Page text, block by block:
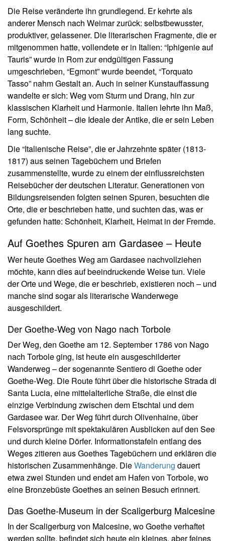
Die Reise veränderte ihn grundlegend. Er kehrte als
anderer Mensch nach Weimar zurück: selbstbewusster,
produktiver, gelassener. Die literarischen Fragmente, die er
mitgenommen hatte, vollendete er in Italien: “Iphigenie auf
Tauris” wurde in Rom zur endgültigen Fassung
umgeschrieben, “Egmont” wurde beendet, “Torquato
Tasso” nahm Gestalt an. Auch in seiner Kunstauffassung
wandelte er sich: Weg vom Sturm und Drang, hin zur
klassischen Klarheit und Harmonie. Italien lehrte ihn Maß,
Form, Schönheit – die Ideale der Antike, die er sein Leben
lang suchte.
Die “Italienische Reise”, die er Jahrzehnte später (1813-
1817) aus seinen Tagebüchern und Briefen
zusammenstellte, wurde zu einem der einflussreichsten
Reisebücher der deutschen Literatur. Generationen von
Bildungsreisenden folgten seinen Spuren, besuchten die
Orte, die er beschrieben hatte, und suchten das, was er
gefunden hatte: Schönheit, Klarheit, Heimat in der Fremde.
Auf Goethes Spuren am Gardasee – Heute
Wer heute Goethes Weg am Gardasee nachvollziehen
möchte, kann dies auf beeindruckende Weise tun. Viele
der Orte und Wege, die er beschrieb, existieren noch – und
manche sind sogar als literarische Wanderwege
ausgeschildert.
Der Goethe-Weg von Nago nach Torbole
Der Weg, den Goethe am 12. September 1786 von Nago
nach Torbole ging, ist heute ein ausgeschilderter
Wanderweg – der sogenannte Sentiero di Goethe oder
Goethe-Weg. Die Route führt über die historische Strada di
Santa Lucia, eine mittelalterliche Straße, die einst die
einzige Verbindung zwischen dem Etschtal und dem
Gardasee war. Der Weg führt durch Olivenhaine, über
Felsvorsprünge mit spektakulären Ausblicken auf den See
und durch kleine Dörfer. Informationstafeln entlang des
Weges zitieren aus Goethes Tagebüchern und erklären die
historischen Zusammenhänge. DieWanderung dauert
etwa zwei Stunden und endet am Hafen von Torbole, wo
eine Bronzebüste Goethes an seinen Besuch erinnert.
Das Goethe-Museum in der Scaligerburg Malcesine
In der Scaligerburg von Malcesine, wo Goethe verhaftet
werden sollte, befindet sich heute ein kleines, aber feines